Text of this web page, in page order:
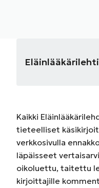
Eläinlääkärilehti
Kaikki
tieteelliset
verkkosivulla
läpäisseet
oikoluettu, taitettu
kirjoittajille